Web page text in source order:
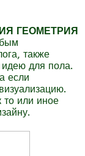
ГЕОМЕТРИЯ
также
для пола.
если
то или иное